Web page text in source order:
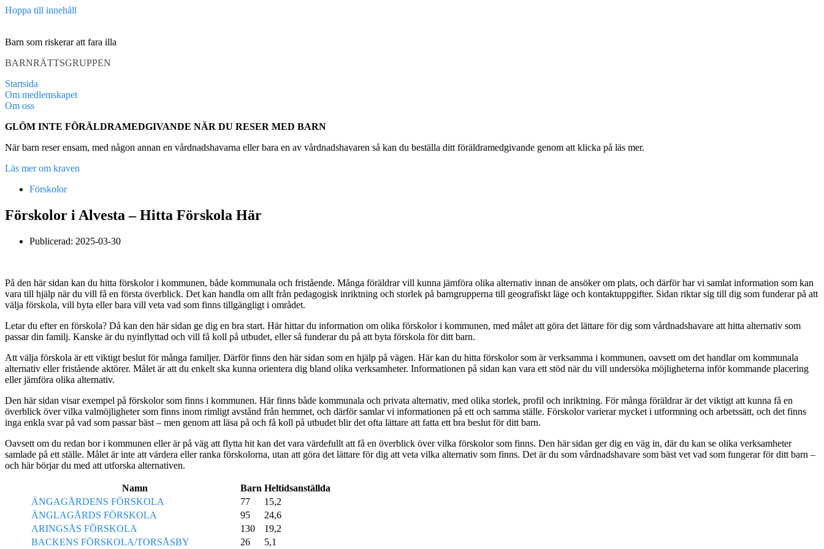
Hoppa till innehåll
Barn som riskerar att fara illa
BARNRÄTTSGRUPPEN
Startsida
Om medlemskapet
Om oss
GLÖM INTE FÖRÄLDRAMEDGIVANDE NÄR DU RESER MED BARN
När barn reser ensam, med någon annan en vårdnadshavarna eller bara en av vårdnadshavaren så kan du beställa ditt föräldramedgivande genom att klicka på läs mer.
Läs mer om kraven
Förskolor
Förskolor i Alvesta – Hitta Förskola Här
Publicerad: 2025-03-30
På den här sidan kan du hitta förskolor i kommunen, både kommunala och fristående. Många föräldrar vill kunna jämföra olika alternativ innan de ansöker om plats, och därför har vi samlat information som kan
vara till hjälp när du vill få en första överblick. Det kan handla om allt från pedagogisk inriktning och storlek på barngrupperna till geografiskt läge och kontaktuppgifter. Sidan riktar sig till dig som funderar på att
välja förskola, vill byta eller bara vill veta vad som finns tillgängligt i området.
Letar du efter en förskola? Då kan den här sidan ge dig en bra start. Här hittar du information om olika förskolor i kommunen, med målet att göra det lättare för dig som vårdnadshavare att hitta alternativ som
passar din familj. Kanske är du nyinflyttad och vill få koll på utbudet, eller så funderar du på att byta förskola för ditt barn.
Att välja förskola är ett viktigt beslut för många familjer. Därför finns den här sidan som en hjälp på vägen. Här kan du hitta förskolor som är verksamma i kommunen, oavsett om det handlar om kommunala
alternativ eller fristående aktörer. Målet är att du enkelt ska kunna orientera dig bland olika verksamheter. Informationen på sidan kan vara ett stöd när du vill undersöka möjligheterna inför kommande placering
eller jämföra olika alternativ.
Den här sidan visar exempel på förskolor som finns i kommunen. Här finns både kommunala och privata alternativ, med olika storlek, profil och inriktning. För många föräldrar är det viktigt att kunna få en
överblick över vilka valmöjligheter som finns inom rimligt avstånd från hemmet, och därför samlar vi informationen på ett och samma ställe. Förskolor varierar mycket i utformning och arbetssätt, och det finns
inga enkla svar på vad som passar bäst – men genom att läsa på och få koll på utbudet blir det ofta lättare att fatta ett bra beslut för ditt barn.
Oavsett om du redan bor i kommunen eller är på väg att flytta hit kan det vara värdefullt att få en överblick över vilka förskolor som finns. Den här sidan ger dig en väg in, där du kan se olika verksamheter
samlade på ett ställe. Målet är inte att värdera eller ranka förskolorna, utan att göra det lättare för dig att veta vilka alternativ som finns. Det är du som vårdnadshavare som bäst vet vad som fungerar för ditt barn –
och här börjar du med att utforska alternativen.
Namn Barn Heltidsanställda
ÄNGAGÅRDENS FÖRSKOLA
77
15,2
ÄNGLAGÅRDS FÖRSKOLA
95
24,6
ARINGSÅS FÖRSKOLA
130
19,2
BACKENS FÖRSKOLA/TORSÅSBY
26
5,1